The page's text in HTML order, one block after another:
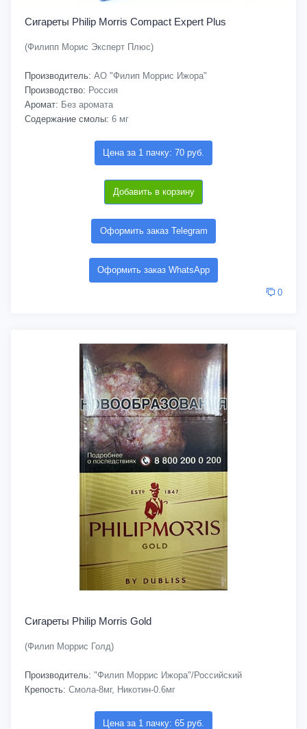
Сигареты Philip Morris Compact Expert Plus
(Филипп Морис Эксперт Плюс)
Производитель: АО "Филип Моррис Ижора"
Производство: Россия
Аромат: Без аромата
Содержание смолы: 6 мг
Цена за 1 пачку: 70 руб.
Добавить в корзину
Оформить заказ Telegram
Оформить заказ WhatsApp
0
Сигареты Philip Morris Gold
(Филип Моррис Голд)
Производитель: "Филип Моррис Ижора"/Российский
Крепость: Смола-8мг, Никотин-0.6мг
Цена за 1 пачку: 65 руб.